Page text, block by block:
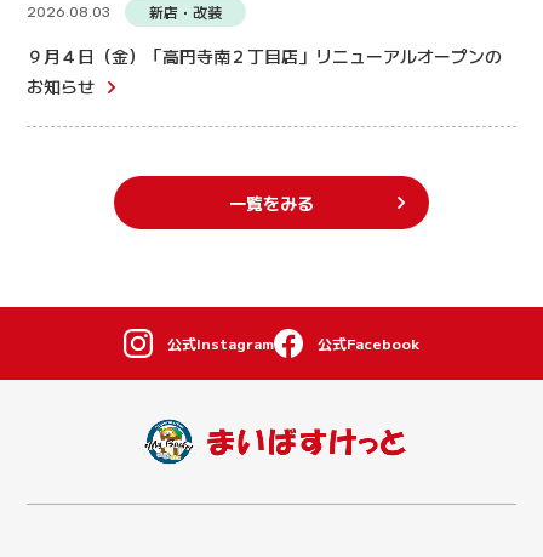
2026.08.03 新店・改装
９月４日（金）「高円寺南２丁目店」リニューアルオープンの
お知らせ
一覧をみる
公式Instagram 公式Facebook